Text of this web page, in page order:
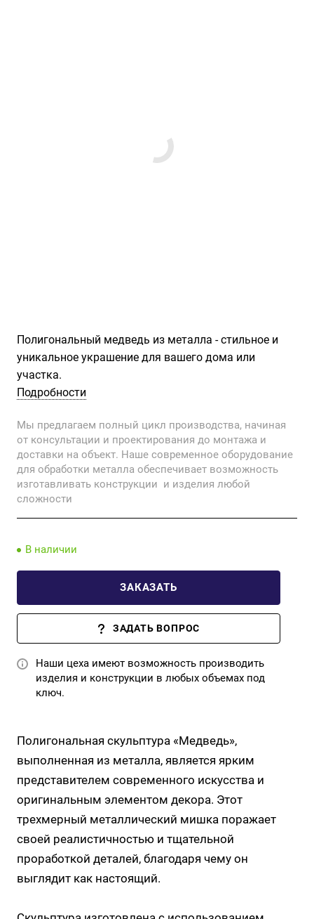
Полигональный медведь из металла - стильное и
уникальное украшение для вашего дома или
участка.
Подробности
Мы предлагаем полный цикл производства, начиная
от консультации и проектирования до монтажа и
доставки на объект. Наше современное оборудование
для обработки металла обеспечивает возможность
изготавливать конструкции и изделия любой
сложности
В наличии
ЗАКАЗАТЬ
ЗАДАТЬ ВОПРОС
Наши цеха имеют возможность производить
изделия и конструкции в любых объемах под
ключ.
Полигональная скульптура «Медведь»,
выполненная из металла, является ярким
представителем современного искусства и
оригинальным элементом декора. Этот
трехмерный металлический мишка поражает
своей реалистичностью и тщательной
проработкой деталей, благодаря чему он
выглядит как настоящий.